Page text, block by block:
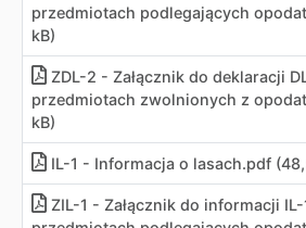
przedmiotach podlegających
kB)
ZDL-2 - Załącznik do deklaracji
przedmiotach zwolnionych z
kB)
IL-1 - Informacja o lasach.pdf
ZIL-1 - Załącznik do informacji